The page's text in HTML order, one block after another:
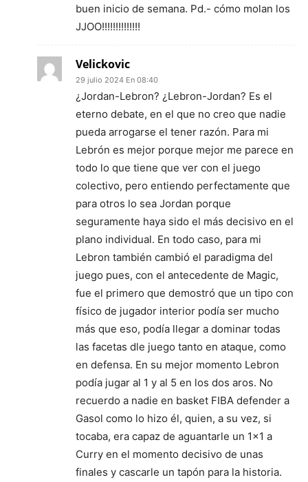
buen inicio de semana. Pd.- cómo molan los
JJOO!!!!!!!!!!!!!!
Velickovic
29 julio 2024 En 08:40
¿Jordan-Lebron? ¿Lebron-Jordan? Es el
eterno debate, en el que no creo que nadie
pueda arrogarse el tener razón. Para mi
Lebrón es mejor porque mejor me parece en
todo lo que tiene que ver con el juego
colectivo, pero entiendo perfectamente que
para otros lo sea Jordan porque
seguramente haya sido el más decisivo en el
plano individual. En todo caso, para mi
Lebron también cambió el paradigma del
juego pues, con el antecedente de Magic,
fue el primero que demostró que un tipo con
físico de jugador interior podía ser mucho
más que eso, podía llegar a dominar todas
las facetas dle juego tanto en ataque, como
en defensa. En su mejor momento Lebron
podía jugar al 1 y al 5 en los dos aros. No
recuerdo a nadie en basket FIBA defender a
Gasol como lo hizo él, quien, a su vez, si
tocaba, era capaz de aguantarle un 1×1 a
Curry en el momento decisivo de unas
finales y cascarle un tapón para la historia.